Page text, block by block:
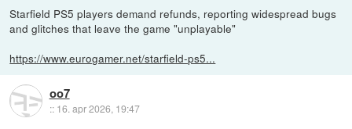
Starfield PS5 players demand refunds, reporting widespread bugs
and glitches that leave the game "unplayable"
https://www.eurogamer.net/starfield-ps5...
oo7
:: 16. apr 2026, 19:47